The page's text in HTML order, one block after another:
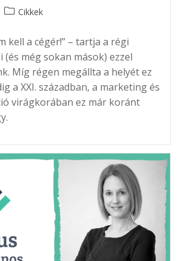
PostCikkek
kell a cégér!” – tartja a régi
(és még sokan mások) ezzel
Míg régen megállta a helyét ez
a XXI. században, a marketing és
virágkorában ez már koránt